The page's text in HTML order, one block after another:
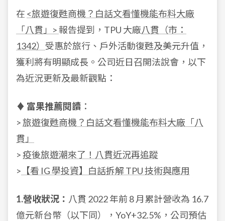
在 <旅遊復甦商機？白話文看懂機能布料大廠
「八貫」>報告提到，TPU 大廠八貫（市：
1342） 受惠於旅行、戶外活動復甦及美元升值，
獲利將有明顯成長。公司近日召開法說會，以下
為近況更新及最新觀點：
♦ 富果推薦閱讀 ：
>旅遊復甦商機？白話文看懂機能布料大廠「八
貫」
>疫後旅遊潮來了！八貫近況再追蹤
> 【看 IG 學投資】白話拆解 TPU 技術與應用
1.營收狀況： 八貫 2022 年前 8 月累計營收為 16.7
億元新台幣（以下同），YoY+32.5%，公司預估